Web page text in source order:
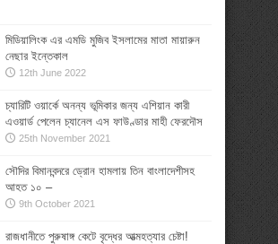
মিডিয়ালিংক এর এমডি মুজিব ইসলামের মাতা মায়ারুন
নেছার ইন্তেকাল
12th June 2022
চ্যারিটি ওয়ার্কে অনন্য ভূমিকার জন্য এশিয়ান কারী
এওয়ার্ড পেলেন চ্যানেল এস ফাউণ্ডার মাহী ফেরদৌস
25th November 2021
সৌদির বিমানবন্দরে ড্রোন হামলায় তিন বাংলাদেশীসহ
আহত ১০ –
9th October 2021
রাজধানীতে পুরুষাঙ্গ কেটে বৃদ্ধের আত্মহত্যার চেষ্টা!